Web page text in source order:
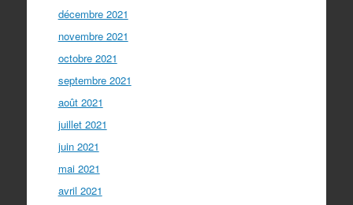
décembre 2021
novembre 2021
octobre 2021
septembre 2021
août 2021
juillet 2021
juin 2021
mai 2021
avril 2021